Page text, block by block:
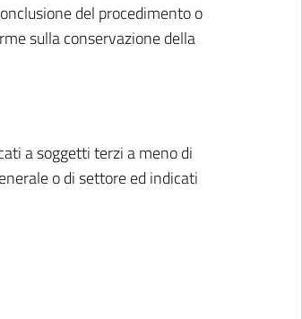
del procedimento o
sulla conservazione della
a soggetti terzi a meno di
o di settore ed indicati